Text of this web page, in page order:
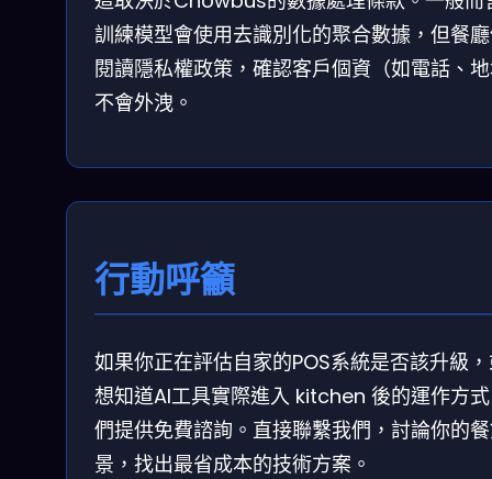
訓練模型會使用去識別化的聚合數據，但餐
閱讀隱私權政策，確認客戶個資（如電話、
不會外洩。
行動呼籲
如果你正在評估自家的POS系統是否該升級
想知道AI工具實際進入 kitchen 後的運作方
們提供免費諮詢。直接聯繫我們，討論你的
景，找出最省成本的技術方案。